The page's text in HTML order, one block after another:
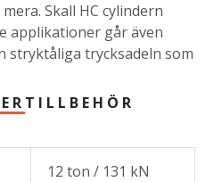
Skall HC cylindern
applikationer går även
stryktåliga trycksadeln som
TILLBEHÖR
12 ton / 131 kN